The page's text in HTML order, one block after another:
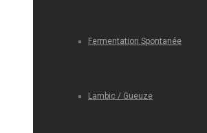
Fermentation Spontanée
Lambic / Gueuze